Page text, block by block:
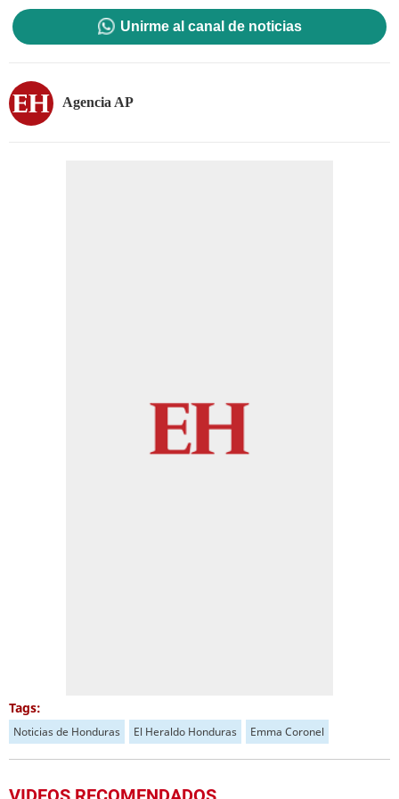
Unirme al canal de noticias
Agencia AP
Tags:
Noticias de Honduras El Heraldo Honduras Emma Coronel